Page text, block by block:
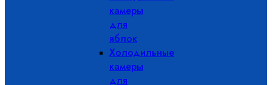
камеры
для
яблок
Холодильные
камеры
для